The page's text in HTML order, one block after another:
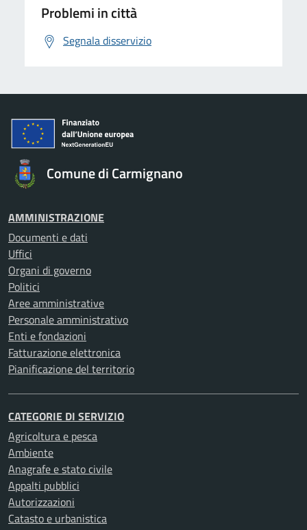
Problemi in città
Segnala disservizio
Comune di Carmignano
AMMINISTRAZIONE
Documenti e dati
Uffici
Organi di governo
Politici
Aree amministrative
Personale amministrativo
Enti e fondazioni
Fatturazione elettronica
Pianificazione del territorio
CATEGORIE DI SERVIZIO
Agricoltura e pesca
Ambiente
Anagrafe e stato civile
Appalti pubblici
Autorizzazioni
Catasto e urbanistica